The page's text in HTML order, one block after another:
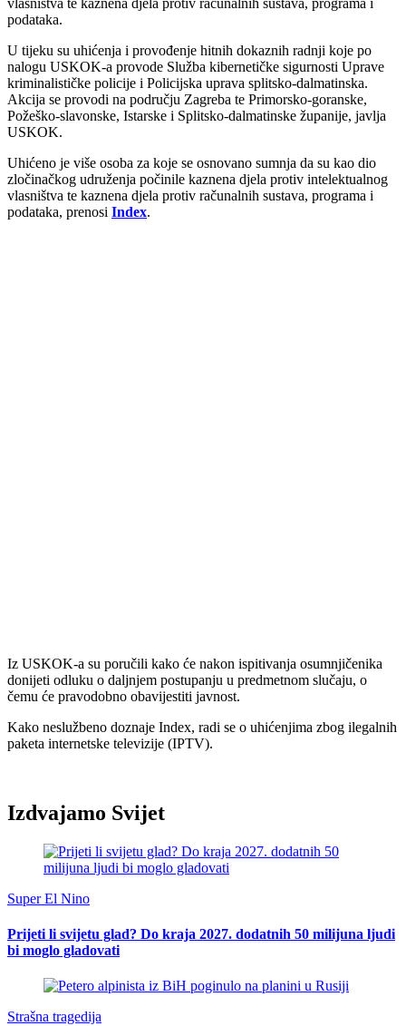
podataka.
U tijeku su uhićenja i provođenje hitnih dokaznih radnji koje po
nalogu USKOK-a provode Služba kibernetičke sigurnosti Uprave
kriminalističke policije i Policijska uprava splitsko-dalmatinska.
Akcija se provodi na području Zagreba te Primorsko-goranske,
Požeško-slavonske, Istarske i Splitsko-dalmatinske županije, javlja
USKOK.
Uhićeno je više osoba za koje se osnovano sumnja da su kao dio
zločinačkog udruženja počinile kaznena djela protiv intelektualnog
vlasništva te kaznena djela protiv računalnih sustava, programa i
podataka, prenosi Index.
Iz USKOK-a su poručili kako će nakon ispitivanja osumnjičenika
donijeti odluku o daljnjem postupanju u predmetnom slučaju, o
čemu će pravodobno obavijestiti javnost.
Kako neslužbeno doznaje Index, radi se o uhićenjima zbog ilegalnih
paketa internetske televizije (IPTV).
Izdvajamo Svijet
Super El Nino
Prijeti li svijetu glad? Do kraja 2027. dodatnih 50 milijuna ljudi
bi moglo gladovati
Strašna tragedija